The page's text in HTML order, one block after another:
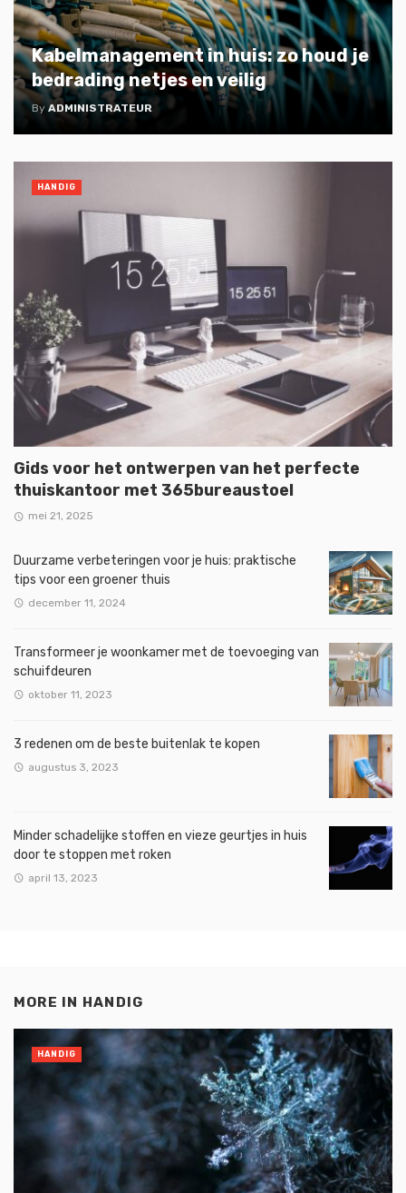
Kabelmanagement in huis: zo houd je
bedrading netjes en veilig
By ADMINISTRATEUR
Gids voor het ontwerpen van het perfecte
thuiskantoor met 365bureaustoel
mei 21, 2025
HANDIG
Duurzame verbeteringen voor je huis: praktische
tips voor een groener thuis
december 11, 2024
Transformeer je woonkamer met de toevoeging van
schuifdeuren
oktober 11, 2023
3 redenen om de beste buitenlak te kopen
augustus 3, 2023
Minder schadelijke stoffen en vieze geurtjes in huis
door te stoppen met roken
april 13, 2023
MORE IN HANDIG
HANDIG